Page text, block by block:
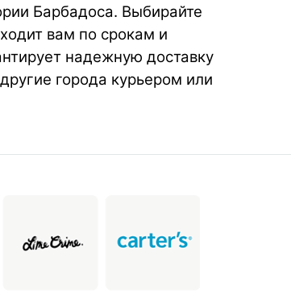
Барбадоса. Выбирайте
вам по срокам и
надежную доставку
города курьером или